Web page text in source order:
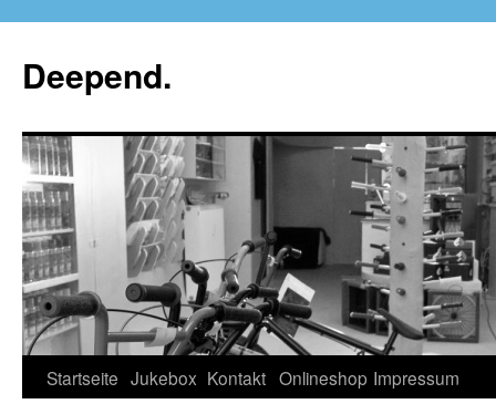
Deepend.
Startseite Jukebox Kontakt Onlineshop Impressum